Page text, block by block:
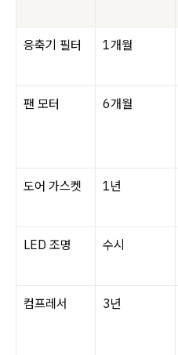
응축기 필터 1개월
팬 모터 6개월
도어 가스켓 1년
LED 조명 수시
컴프레서 3년